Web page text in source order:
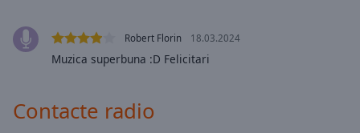
Color
Caption
Robert Florin 18.03.2024
Muzica superbuna :D Felicitari
Contacte radio